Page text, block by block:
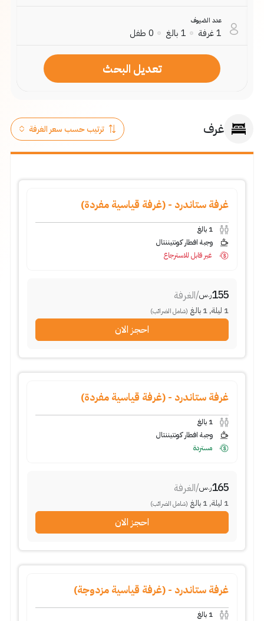
عدد الضيوف
1غرفة 1 بالغ 0 طفل
تعديل البحث
غرف
غرفة ستاندرد - (غرفة قياسية مفردة)
1 بالغ
وجبة افطار كونتيننتال
غير قابل للاسترجاع
155ر.س/الغرفة
1 ليلة,
1 بالغ (شامل الضرائب)
احجز الان
غرفة ستاندرد - (غرفة قياسية مفردة)
1 بالغ
وجبة افطار كونتيننتال
مستردة
165ر.س/الغرفة
1 ليلة,
1 بالغ (شامل الضرائب)
احجز الان
غرفة ستاندرد - (غرفة قياسية مزدوجة)
1 بالغ